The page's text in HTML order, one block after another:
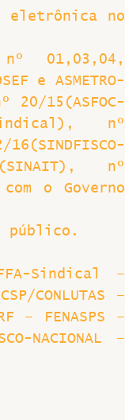
eletrônica no
01,03,04,
e ASMETRO-
20/15(ASFOC-
nº
nº
o Governo
público.
Sindical –
CONLUTAS –
– FENASPS –
NACIONAL –